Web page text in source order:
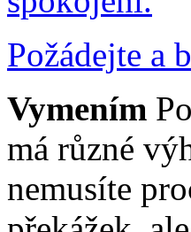
Požádejte a
Vymením
má různé
nemusíte